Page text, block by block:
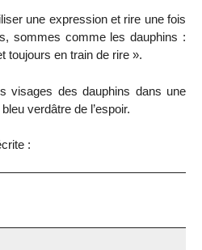
une expression et rire une fois
sommes comme les dauphins :
toujours en train de rire ».
visages des dauphins dans une
verdâtre de l’espoir.
: